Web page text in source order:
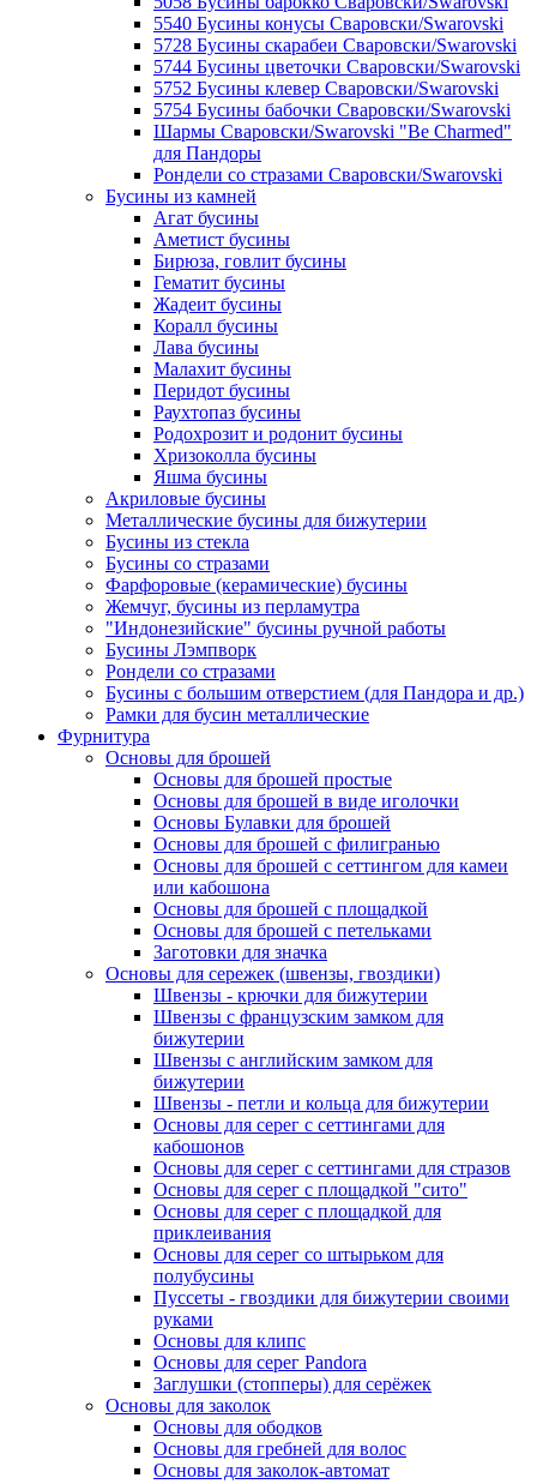
5540 Бусины конусы Сваровски/Swarovski
5728 Бусины скарабеи Сваровски/Swarovski
5744 Бусины цветочки Сваровски/Swarovski
5752 Бусины клевер Сваровски/Swarovski
5754 Бусины бабочки Сваровски/Swarovski
Шармы Сваровски/Swarovski "Be Charmed"
для Пандоры
Рондели со стразами Сваровски/Swarovski
Бусины из камней
Агат бусины
Аметист бусины
Бирюза, говлит бусины
Гематит бусины
Жадеит бусины
Коралл бусины
Лава бусины
Малахит бусины
Перидот бусины
Раухтопаз бусины
Родохрозит и родонит бусины
Хризоколла бусины
Яшма бусины
Акриловые бусины
Металлические бусины для бижутерии
Бусины из стекла
Бусины со стразами
Фарфоровые (керамические) бусины
Жемчуг, бусины из перламутра
"Индонезийские" бусины ручной работы
Бусины Лэмпворк
Рондели со стразами
Бусины с большим отверстием (для Пандора и др.)
Рамки для бусин металлические
Фурнитура
Основы для брошей
Основы для брошей простые
Основы для брошей в виде иголочки
Основы Булавки для брошей
Основы для брошей с филигранью
Основы для брошей с сеттингом для камеи
или кабошона
Основы для брошей с площадкой
Основы для брошей с петельками
Заготовки для значка
Основы для сережек (швензы, гвоздики)
Швензы - крючки для бижутерии
Швензы с французским замком для
бижутерии
Швензы с английским замком для
бижутерии
Швензы - петли и кольца для бижутерии
Основы для серег с сеттингами для
кабошонов
Основы для серег с сеттингами для стразов
Основы для серег с площадкой "сито"
Основы для серег с площадкой для
приклеивания
Основы для серег со штырьком для
полубусины
Пуссеты - гвоздики для бижутерии своими
руками
Основы для клипс
Основы для серег Pandora
Заглушки (стопперы) для серёжек
Основы для заколок
Основы для ободков
Основы для гребней для волос
Основы для заколок-автомат